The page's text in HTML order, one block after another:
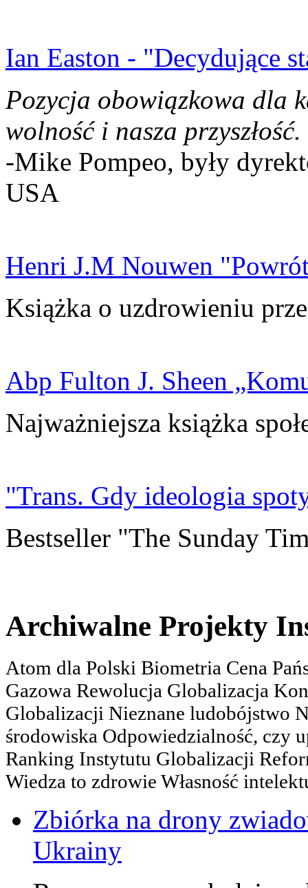
Ian Easton - "Decydujące
Pozycja obowiązkowa dla
wolność i nasza przyszłość.
-Mike Pompeo, były
USA
Henri J.M Nouwen
Książka o uzdrowieniu
Abp Fulton J. Sheen
Najważniejsza książka
"Trans. Gdy ideologia
Bestseller "The Sunday
Archiwalne Projekty
Atom dla Polski Biometria Cena
Gazowa Rewolucja Globalizacja
Globalizacji Nieznane ludobójstwo
środowiska Odpowiedzialność, czy
Ranking Instytutu Globalizacji
Wiedza to zdrowie Własność
Zbiórka na drony
Ukrainy